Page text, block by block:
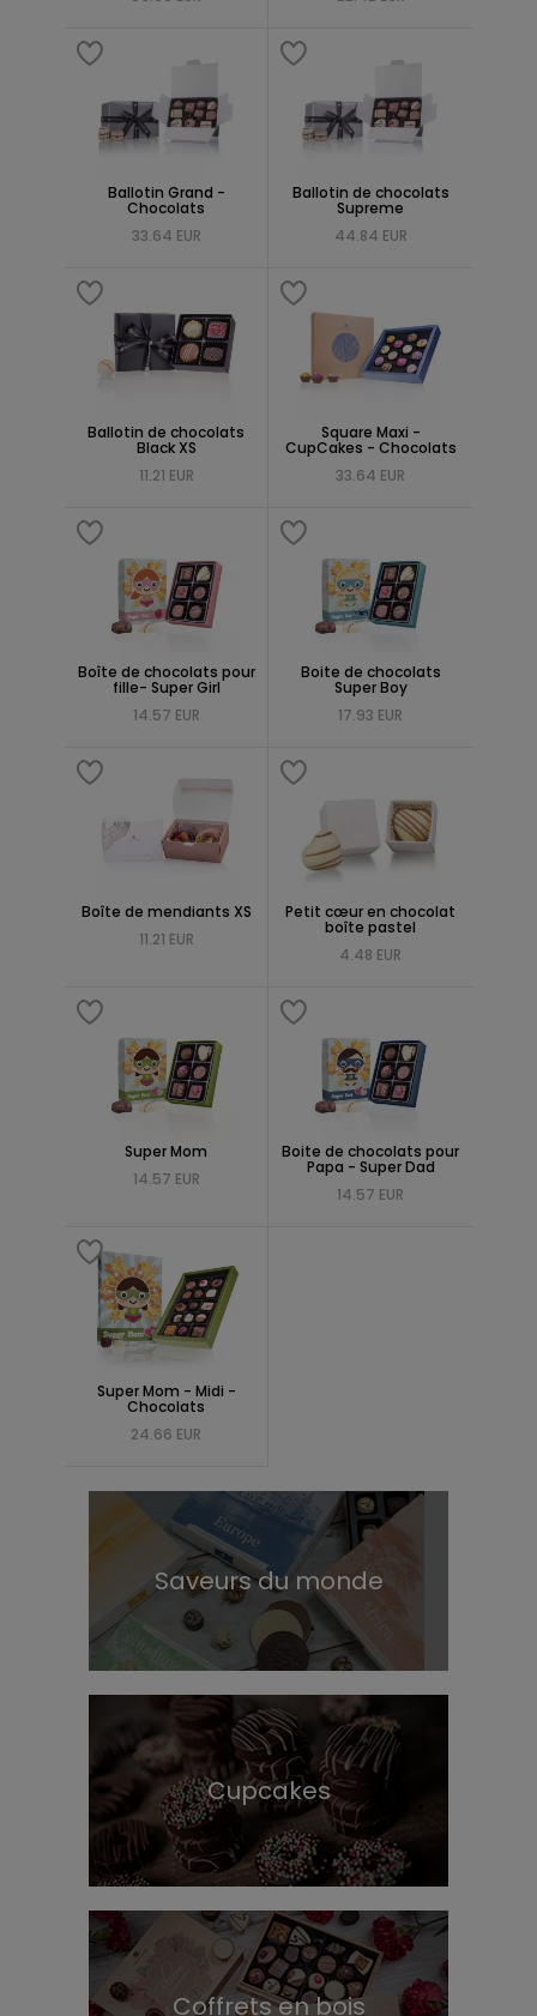
Ballotin Grand -
Chocolats
33.64 EUR
Ballotin de chocolats
Supreme
44.84 EUR
Ballotin de chocolats
Black XS
11.21 EUR
Square Maxi -
CupCakes - Chocolats
33.64 EUR
Boîte de chocolats pour
fille- Super Girl
14.57 EUR
Boite de chocolats
Super Boy
17.93 EUR
Boîte de mendiants XS
11.21 EUR
Petit cœur en chocolat
boîte pastel
4.48 EUR
Super Mom
14.57 EUR
Boite de chocolats pour
Papa - Super Dad
14.57 EUR
Super Mom - Midi -
Chocolats
24.66 EUR
Saveurs du monde
Cupcakes
Coffrets en bois